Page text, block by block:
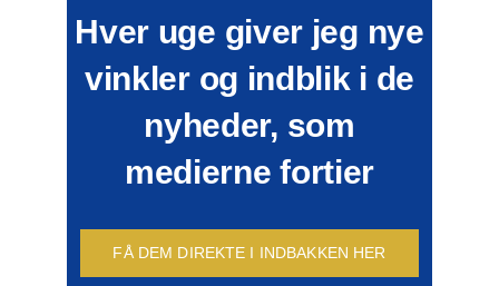
Hver uge giver jeg nye
vinkler og indblik i de
nyheder, som
medierne fortier
FÅ DEM DIREKTE I INDBAKKEN HER